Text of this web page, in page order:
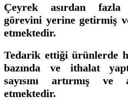
Çeyrek asırdan fazla
görevini yerine getirmiş
etmektedir.
Tedarik ettiği ürünlerde
bazında ve ithalat
sayısını artırmış ve
etmektedir.